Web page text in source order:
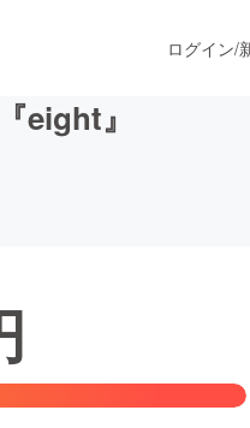
ョン
ログイン/
eight』